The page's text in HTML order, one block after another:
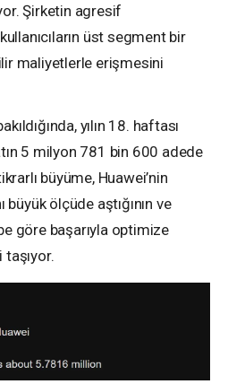
Şirketin agresif
üst segment bir
maliyetlerle erişmesini
yılın 18. haftası
5 milyon 781 bin 600 adede
büyüme, Huawei’nin
ölçüde aştığının ve
göre başarıyla optimize
taşıyor.